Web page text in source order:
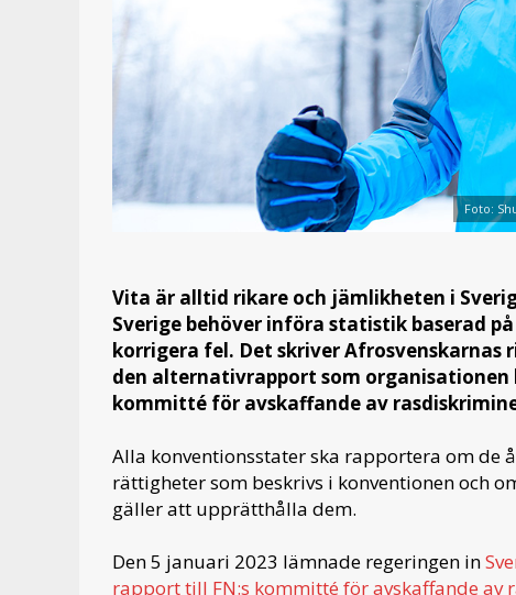
Foto:
Vita är alltid rikare och jämlikheten i
Sverige behöver införa statistik baserad
korrigera fel. Det skriver Afrosvenskarnas
den alternativrapport som
kommitté för avskaffande av
Alla konventionsstater ska rapportera om de
rättigheter som beskrivs i konventionen och
gäller att upprätthålla dem.
Den 5 januari 2023 lämnade regeringen in
rapport till FN:s kommitté för avskaffande av